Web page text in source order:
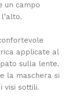
un campo
applicate al
sulla lente.
la maschera si
visi sottili.